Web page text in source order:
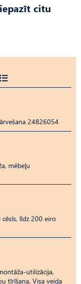
citu
24826054
mēbeļu
līdz 200 eiro
utilizācija,
tīrīšana. Visa veida